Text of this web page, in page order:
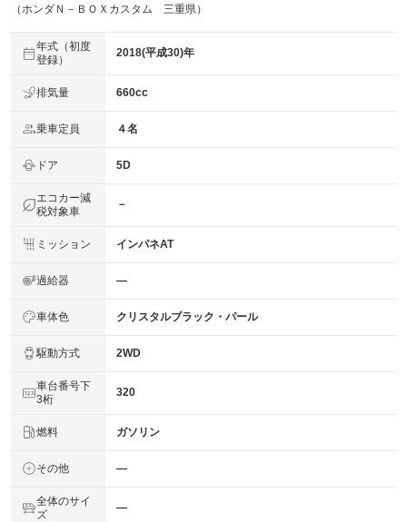
（ホンダＮ－ＢＯＸカスタム 三重県）
年式（初度
登録）
2018(平成30)年
排気量 660cc
乗車定員 ４名
ドア 5D
エコカー減
税対象車
－
ミッション インパネAT
過給器 ―
車体色 クリスタルブラック・パール
駆動方式 2WD
車台番号下
3桁
320
燃料 ガソリン
その他 ―
全体のサイ
ズ
―